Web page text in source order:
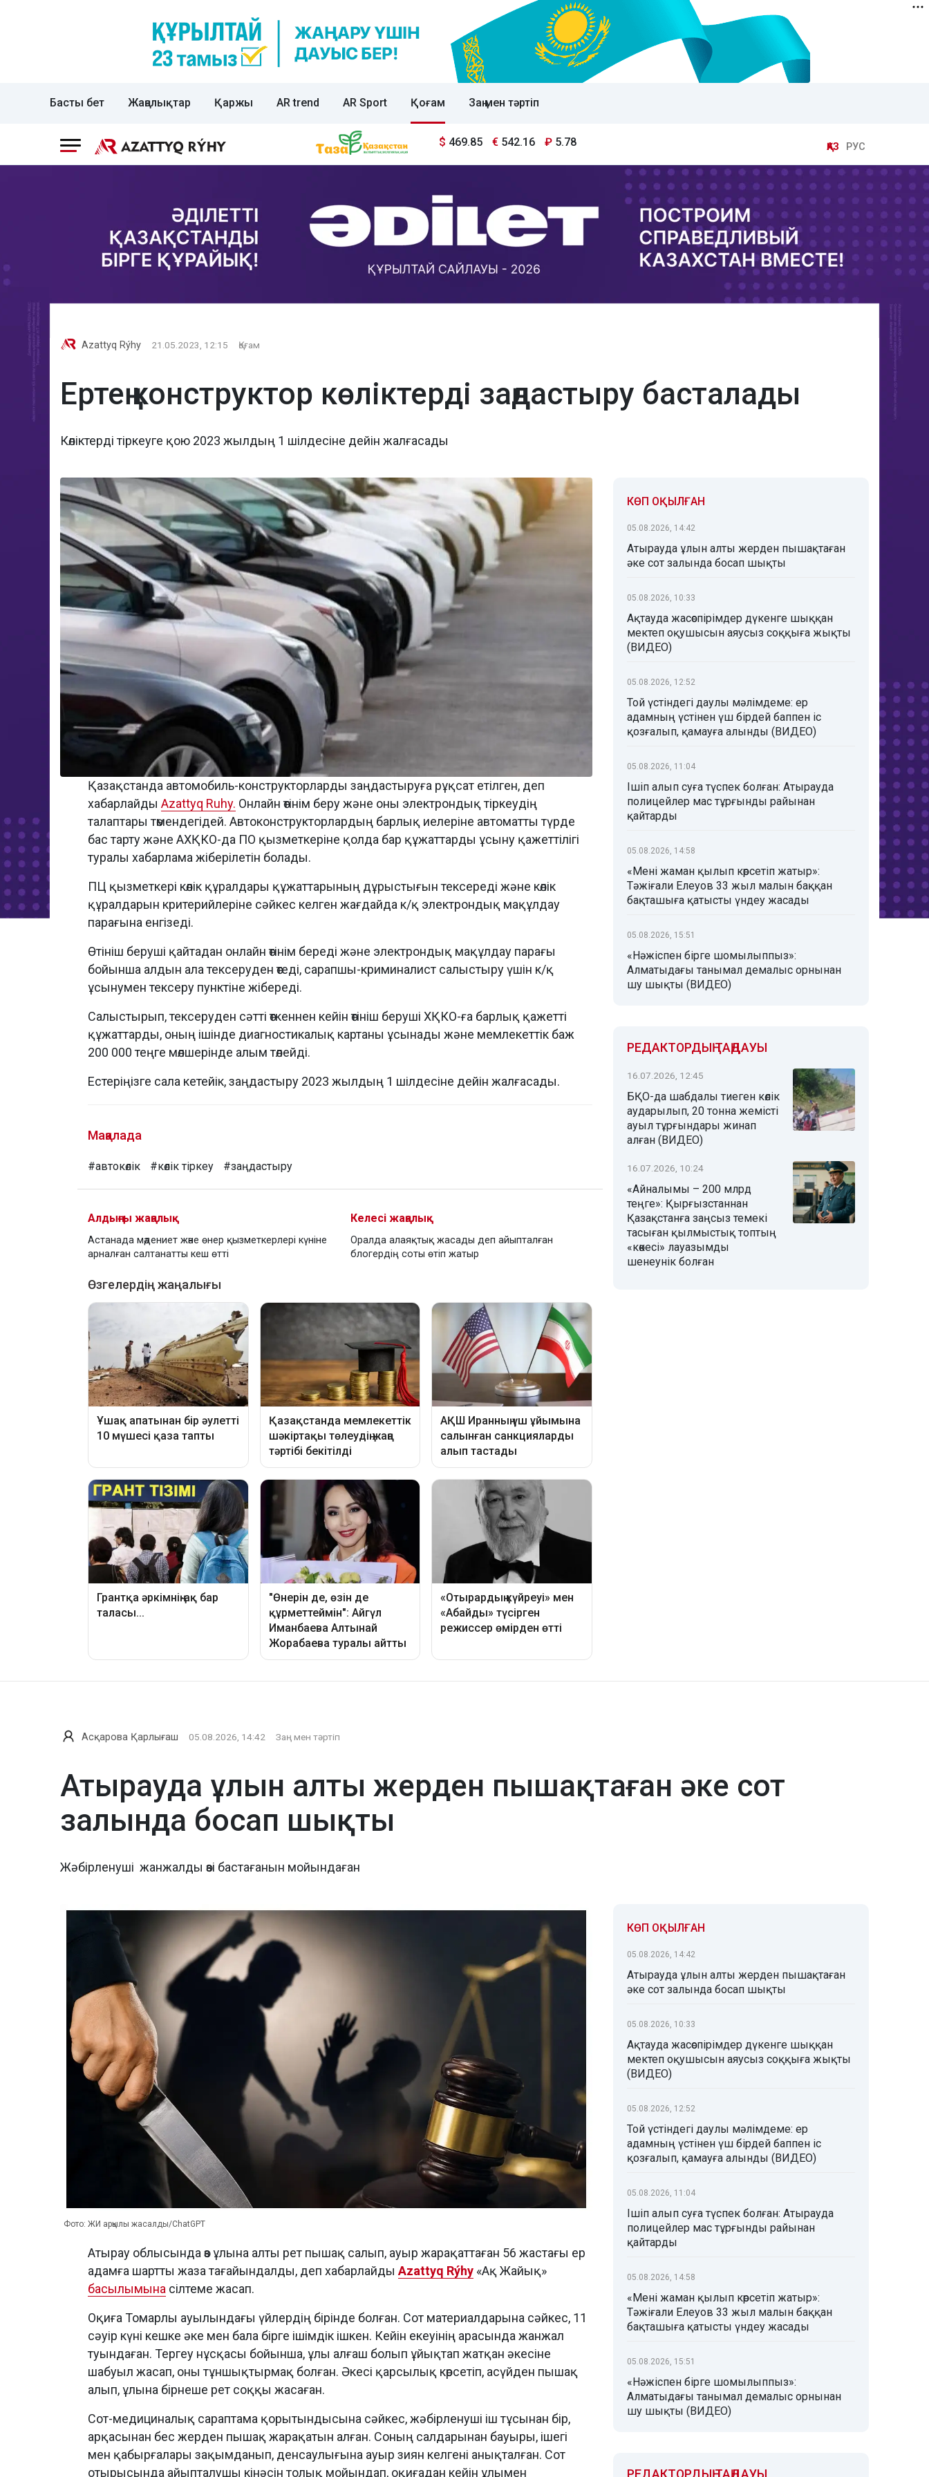
Басты бет Жаңалықтар Қаржы AR trend AR Sport Қоғам Заң мен тәртіп
$ 469.85 € 542.16 ₽ 5.78 ҚАЗ РУС
Azattyq Rýhy 21.05.2023, 12:15 Қоғам
Ертең конструктор көліктерді заңдастыру басталады
Көліктерді тіркеуге қою 2023 жылдың 1 шілдесіне дейін жалғасады
Қазақстанда автомобиль-конструкторларды заңдастыруға рұқсат етілген, деп
хабарлайды Azattyq Ruhy. Онлайн өтінім беру және оны электрондық тіркеудің
талаптары төмендегідей. Автоконструкторлардың барлық иелеріне автоматты түрде
бас тарту және АХҚКО-да ПО қызметкеріне қолда бар құжаттарды ұсыну қажеттілігі
туралы хабарлама жіберілетін болады.
ПЦ қызметкері көлік құралдары құжаттарының дұрыстығын тексереді және көлік
құралдарын критерийлеріне сәйкес келген жағдайда к/қ электрондық мақұлдау
парағына енгізеді.
Өтініш беруші қайтадан онлайн өтінім береді және электрондық мақұлдау парағы
бойынша алдын ала тексеруден өтеді, сарапшы-криминалист салыстыру үшін к/қ
ұсынумен тексеру пунктіне жібереді.
Салыстырып, тексеруден сәтті өткеннен кейін өтініш беруші ХҚКО-ға барлық қажетті
құжаттарды, оның ішінде диагностикалық картаны ұсынады және мемлекеттік баж
200 000 теңге мөлшерінде алым төлейді.
Естеріңізге сала кетейік, заңдастыру 2023 жылдың 1 шілдесіне дейін жалғасады.
Мақалада
#автокөлік #көлік тіркеу #заңдастыру
Алдыңғы жаңалық
Астанада мәдениет және өнер қызметкерлері күніне
арналған салтанатты кеш өтті
Келесі жаңалық
Оралда алаяқтық жасады деп айыпталған
блогердің соты өтіп жатыр
КӨП ОҚЫЛҒАН
05.08.2026, 14:42
Атырауда ұлын алты жерден пышақтаған
әке сот залында босап шықты
05.08.2026, 10:33
Ақтауда жасөспірімдер дүкенге шыққан
мектеп оқушысын аяусыз соққыға жықты
(ВИДЕО)
05.08.2026, 12:52
Той үстіндегі даулы мәлімдеме: ер
адамның үстінен үш бірдей баппен іс
қозғалып, қамауға алынды (ВИДЕО)
05.08.2026, 11:04
Ішіп алып суға түспек болған: Атырауда
полицейлер мас тұрғынды райынан
қайтарды
05.08.2026, 14:58
«Мені жаман қылып көрсетіп жатыр»:
Тәжіғали Елеуов 33 жыл малын баққан
бақташыға қатысты үндеу жасады
05.08.2026, 15:51
«Нәжіспен бірге шомылыппыз»:
Алматыдағы танымал демалыс орнынан
шу шықты (ВИДЕО)
РЕДАКТОРДЫҢ ТАҢДАУЫ
16.07.2026, 12:45
БҚО-да шабдалы тиеген көлік
аударылып, 20 тонна жемісті
ауыл тұрғындары жинап
алған (ВИДЕО)
16.07.2026, 10:24
«Айналымы – 200 млрд
теңге»: Қырғызстаннан
Қазақстанға заңсыз темекі
тасыған қылмыстық топтың
«көкесі» лауазымды
шенеунік болған
Асқарова Қарлығаш 05.08.2026, 14:42 Заң мен тәртіп
Атырауда ұлын алты жерден пышақтаған әке сот
залында босап шықты
Жәбірленуші жанжалды өзі бастағанын мойындаған
Фото: ЖИ арқылы жасалды/ChatGPT
Атырау облысында өз ұлына алты рет пышақ салып, ауыр жарақаттаған 56 жастағы ер
адамға шартты жаза тағайындалды, деп хабарлайдыAzattyq Rýhy «Ақ Жайық»
басылымына сілтеме жасап.
Оқиға Томарлы ауылындағы үйлердің бірінде болған. Сот материалдарына сәйкес, 11
сәуір күні кешке әке мен бала бірге ішімдік ішкен. Кейін екеуінің арасында жанжал
туындаған. Тергеу нұсқасы бойынша, ұлы алғаш болып ұйықтап жатқан әкесіне
шабуыл жасап, оны тұншықтырмақ болған. Әкесі қарсылық көрсетіп, асүйден пышақ
алып, ұлына бірнеше рет соққы жасаған.
Сот-медициналық сараптама қорытындысына сәйкес, жәбірленуші іш тұсынан бір,
арқасынан бес жерден пышақ жарақатын алған. Соның салдарынан бауыры, ішегі
мен қабырғалары зақымданып, денсаулығына ауыр зиян келгені анықталған. Сот
отырысында айыпталушы кінәсін толық мойындап, оқиғадан кейін ұлымен
КӨП ОҚЫЛҒАН
05.08.2026, 14:42
Атырауда ұлын алты жерден пышақтаған
әке сот залында босап шықты
05.08.2026, 10:33
Ақтауда жасөспірімдер дүкенге шыққан
мектеп оқушысын аяусыз соққыға жықты
(ВИДЕО)
05.08.2026, 12:52
Той үстіндегі даулы мәлімдеме: ер
адамның үстінен үш бірдей баппен іс
қозғалып, қамауға алынды (ВИДЕО)
05.08.2026, 11:04
Ішіп алып суға түспек болған: Атырауда
полицейлер мас тұрғынды райынан
қайтарды
05.08.2026, 14:58
«Мені жаман қылып көрсетіп жатыр»:
Тәжіғали Елеуов 33 жыл малын баққан
бақташыға қатысты үндеу жасады
05.08.2026, 15:51
«Нәжіспен бірге шомылыппыз»:
Алматыдағы танымал демалыс орнынан
шу шықты (ВИДЕО)
РЕДАКТОРДЫҢ ТАҢДАУЫ